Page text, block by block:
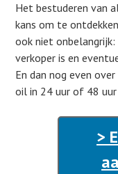
Het bestuderen van
kans om te
ook niet
verkoper is en
En dan nog even
oil in 24 uur of 48
>